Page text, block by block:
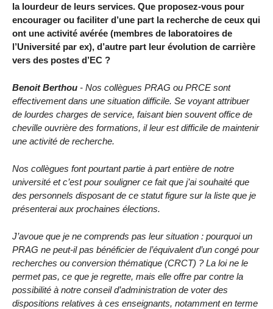
la lourdeur de leurs services. Que proposez-vous pour
encourager ou faciliter d’une part la recherche de ceux qui
ont une activité avérée (membres de laboratoires de
l’Université par ex), d’autre part leur évolution de carrière
vers des postes d’EC ?
Benoit Berthou - Nos collègues PRAG ou PRCE sont
effectivement dans une situation difficile. Se voyant attribuer
de lourdes charges de service, faisant bien souvent office de
cheville ouvrière des formations, il leur est difficile de maintenir
une activité de recherche.
Nos collègues font pourtant partie à part entière de notre
université et c’est pour souligner ce fait que j’ai souhaité que
des personnels disposant de ce statut figure sur la liste que je
présenterai aux prochaines élections.
J’avoue que je ne comprends pas leur situation : pourquoi un
PRAG ne peut-il pas bénéficier de l’équivalent d’un congé pour
recherches ou conversion thématique (CRCT) ? La loi ne le
permet pas, ce que je regrette, mais elle offre par contre la
possibilité à notre conseil d’administration de voter des
dispositions relatives à ces enseignants, notamment en terme